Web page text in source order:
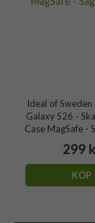
Ideal of Sweden
Galaxy S26 -
Case MagSafe -
299
KÖP